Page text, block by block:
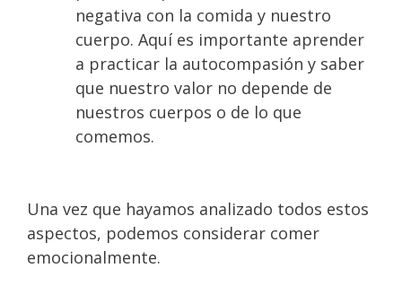
negativa con la comida y nuestro
cuerpo. Aquí es importante aprender
a practicar la autocompasión y saber
que nuestro valor no depende de
nuestros cuerpos o de lo que
comemos.⁣⁣
Una vez que hayamos analizado todos estos
aspectos, podemos considerar comer
emocionalmente.